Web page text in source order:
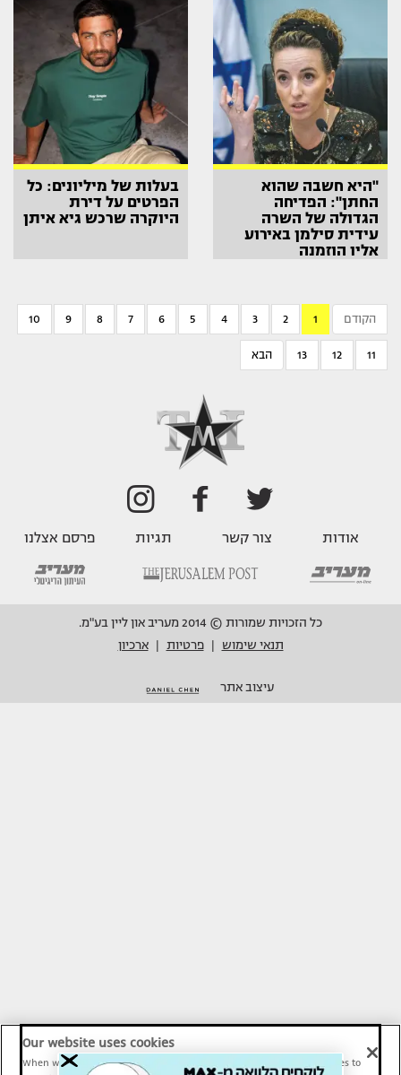
"היא חשבה שהוא
החתן": הפדיחה
הגדולה של השרה
עידית סילמן באירוע
אליו הוזמנה
בעלות של מיליונים: כל
הפרטים על דירת
היוקרה שרכש גיא איתן
הקודם 1
2
3
4
5
6
7
8
9
10
11
12
13 הבא
אודות צור קשר תגיות פרסם אצלנו
כל הזכויות שמורות © 2014 מעריב און ליין בע"מ.
תנאי שימוש
פרטיות ארכיון
עיצוב אתר
Our website uses cookies
When we provide Maariv, TMI and Sport1 content online, we use cookies to